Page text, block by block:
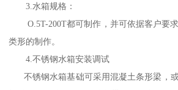
3.水箱规格：
O.5T-200T都可制作，并可依据客户要
类形的制作。
4.不锈钢水箱安装调试
不锈钢水箱基础可采用混凝土条形梁，